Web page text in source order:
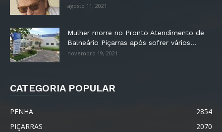
agosto 11, 2021
Mulher morre no Pronto Atendimento de
Balneário Piçarras após sofrer vários...
novembro 19, 2021
CATEGORIA POPULAR
PENHA
2854
PIÇARRAS
2070